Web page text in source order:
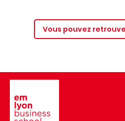
Vous pouvez